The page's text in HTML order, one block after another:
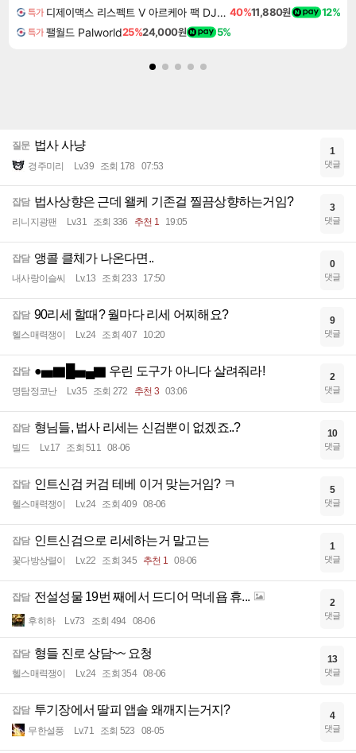
특가 디제이맥스 리스펙트 V 아르케아 팩 DJMAX RESPECT V Arcaea Pack DLC 40%11,880원 12%
특가 팰월드 Palworld25%24,000원 5%
질문 법사 사냥
경주미리 Lv.39 조회 178 07:53
1
댓글
잡담 법사상향은 근데 왤케 기존걸 찔끔상향하는거임?
리니지광팬 Lv.31 조회 336 추천 1 19:05
3
댓글
잡담 앵콜 클체가 나온다면..
내사랑이슬씨 Lv.13 조회 233 17:50
0
댓글
잡담 90리세 할때? 월마다 리세 어찌해요?
헬스매력쟁이 Lv.24 조회 407 10:20
9
댓글
잡담 ●▅▇█▅▄▇ 우린 도구가 아니다 살려줘라!
명탐정코난 Lv.35 조회 272 추천 3 03:06
2
댓글
잡담 형님들, 법사 리세는 신검뿐이 없겠죠..?
빌드 Lv.17 조회 511 08-06
10
댓글
잡담 인트신검 커검 테베 이거 맞는거임? ㅋ
헬스매력쟁이 Lv.24 조회 409 08-06
5
댓글
잡담 인트신검으로 리세하는거 말고는
꽃다방상렬이 Lv.22 조회 345 추천 1 08-06
1
댓글
잡담 전설성물 19번 째에서 드디어 먹네욥 휴...
후히하 Lv.73 조회 494 08-06
2
댓글
잡담 형들 진로 상담~~ 요청
헬스매력쟁이 Lv.24 조회 354 08-06
13
댓글
잡담 투기장에서 딸피 앱솔 왜깨지는거지?
무한설풍 Lv.71 조회 523 08-05
4
댓글